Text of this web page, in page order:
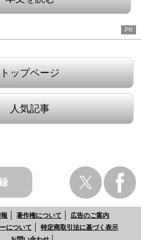
PR
トップページ
人気記事
著作権について
広告のご案内
について
特定商取引法に基づく表示